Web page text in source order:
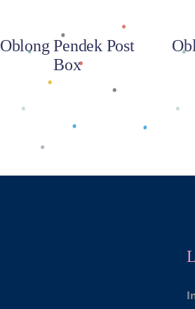
Oblong Pendek Post
Box